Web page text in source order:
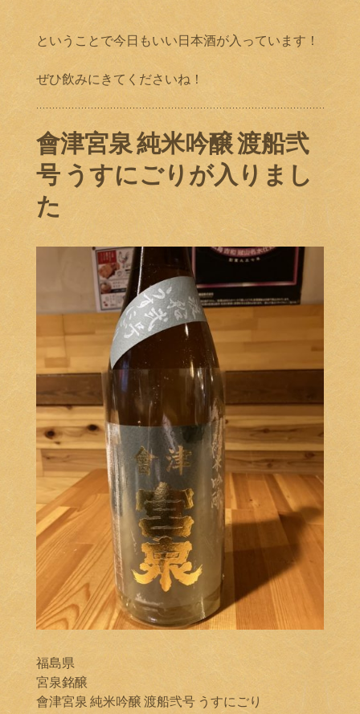
ということで今日もいい日本酒が入っています！
ぜひ飲みにきてくださいね！
會津宮泉 純米吟醸 渡船弐
号 うすにごりが入りまし
た
福島県
宮泉銘醸
會津宮泉 純米吟醸 渡船弐号 うすにごり